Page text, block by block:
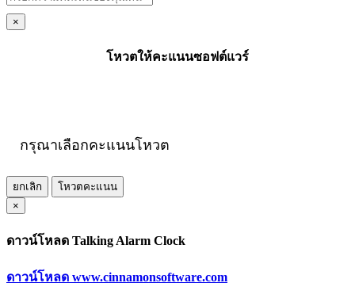
×
โหวตให้คะแนนซอฟต์แวร์
กรุณาเลือกคะแนนโหวต
ยกเลิก
โหวตคะแนน
×
ดาวน์โหลด Talking Alarm Clock
ดาวน์โหลด www.cinnamonsoftware.com